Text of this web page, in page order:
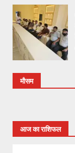
मौसम
आज का राशिफल